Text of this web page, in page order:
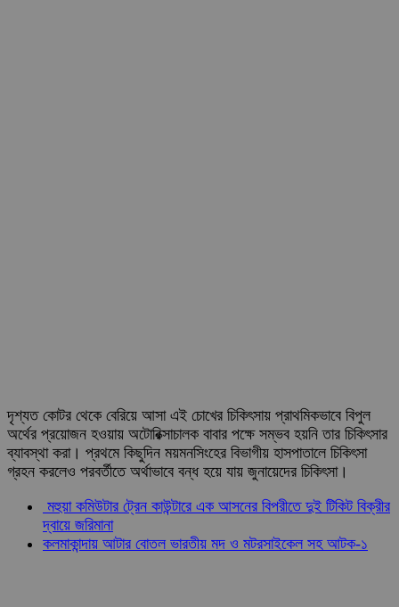
দৃশ্যত কোটর থেকে বেরিয়ে আসা এই চোখের চিকিৎসায় প্রাথমিকভাবে বিপুল
অর্থের প্রয়োজন হওয়ায় অটোরিক্সাচালক বাবার পক্ষে সম্ভব হয়নি তার চিকিৎসার
ব্যাবস্থা করা। প্রথমে কিছুদিন ময়মনসিংহের বিভাগীয় হাসপাতালে চিকিৎসা
গ্রহন করলেও পরবর্তীতে অর্থাভাবে বন্ধ হয়ে যায় জুনায়েদের চিকিৎসা।
মহুয়া কমিউটার ট্রেন কাউন্টারে এক আসনের বিপরীতে দুই টিকিট বিক্রীর
দ্বায়ে জরিমানা
কলমাকান্দায় আটার বোতল ভারতীয় মদ ও মটরসাইকেল সহ আটক-১